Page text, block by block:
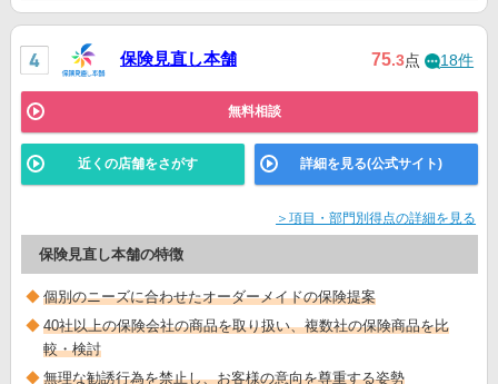
保険見直し本舗 75.3点 18件
無料相談
近くの店舗をさがす 詳細を見る(公式サイト)
＞項目・部門別得点の詳細を見る
保険見直し本舗の特徴
個別のニーズに合わせたオーダーメイドの保険提案
40社以上の保険会社の商品を取り扱い、複数社の保険商品を比
較・検討
無理な勧誘行為を禁止し、お客様の意向を尊重する姿勢